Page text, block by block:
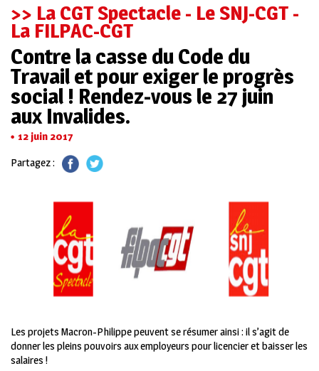
>> La CGT Spectacle - Le SNJ-CGT -
La FILPAC-CGT
Contre la casse du Code du
Travail et pour exiger le progrès
social ! Rendez-vous le 27 juin
aux Invalides.
12 juin 2017
Partagez :
Les projets Macron-Philippe peuvent se résumer ainsi : il s’agit de
donner les pleins pouvoirs aux employeurs pour licencier et baisser les
salaires !